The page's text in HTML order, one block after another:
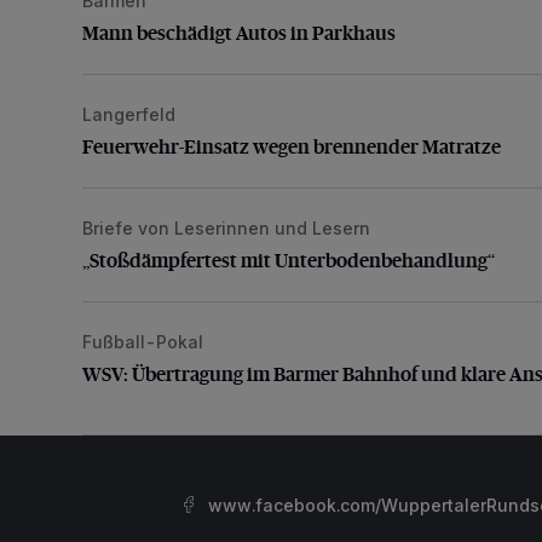
Mann beschädigt Autos in Parkhaus
Feuerwehr-Einsatz wegen brennender Matratze
Langerfeld
Feuerwehr-Einsatz wegen brennender Matratze
„Stoßdämpfertest mit Unterbodenbehandlung“
Briefe von Leserinnen und Lesern
„Stoßdämpfertest mit Unterbodenbehandlung“
WSV: Übertragung im Barmer Bahnhof und klare
Fußball-Pokal
WSV: Übertragung im Barmer Bahnhof und klare
www.facebook.com/